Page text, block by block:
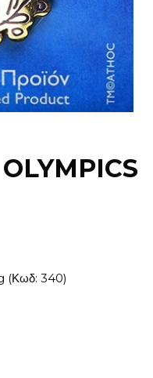
(Κωδ: 340)